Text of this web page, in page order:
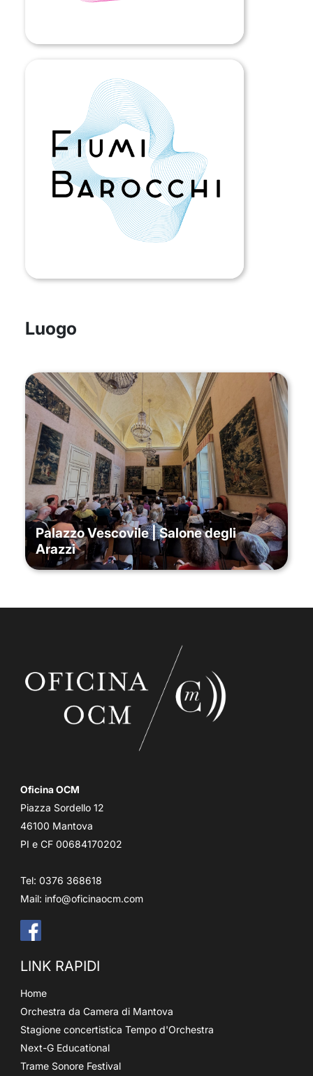
Luogo
Palazzo Vescovile | Salone degli
Arazzi
Oficina OCM
Piazza Sordello 12
46100 Mantova
PI e CF 00684170202
Tel: 0376 368618
Mail: info@oficinaocm.com
LINK RAPIDI
Home
Orchestra da Camera di Mantova
Stagione concertistica Tempo d'Orchestra
Next-G Educational
Trame Sonore Festival